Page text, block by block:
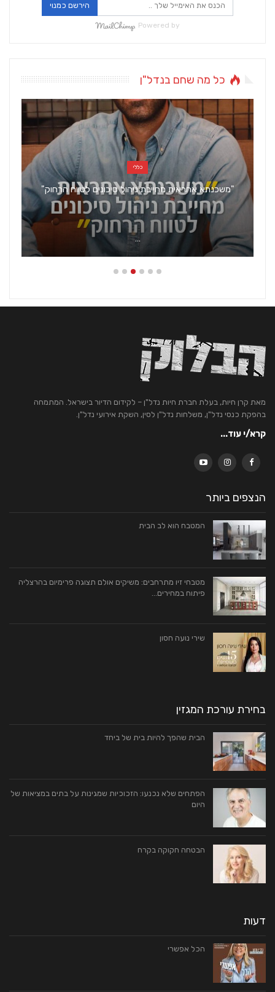
הירשם כמנוי
Powered by
כל מה שחם בנדל"ן
"משכנתא אחראית מחייבת ניהול סיכונים לטווח הרחוק"
מאת קרן חיות, בעלת חברת חיות נדל"ן – לקידום הדיור בישראל. המתמחה
בהפקת כנסי נדל"ן, משלחות נדל"ן לסין, השקת אירועי נדל"ן.
קרא/י עוד...
הנצפים ביותר
המטבח הוא לב הבית
מטבחי זיו מתרחבים: משיקים אולם תצוגה פרימיום בהרצליה
פיתוח במחירים…
שירי נועה חסון
בחירת עורכת המגזין
הבית שהפך להיות בית של ביחד
הפתחים שלא נכנעו: הזכוכיות שמגינות על בתים במציאות של
היום
הבטחה חקוקה בקרח
דעות
הכל אפשרי